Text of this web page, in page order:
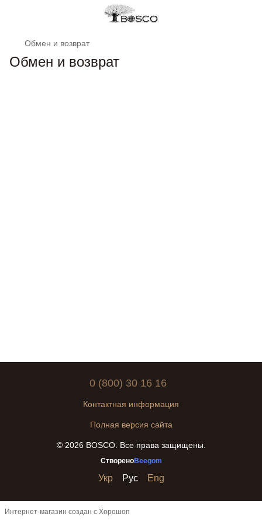
Обмен и возврат
Обмен и возврат
0 (800) 30 16 16
Контактная информация
Полная версия сайта
© 2026 BOSCO. Все права защищены.
СтвореноBeegom
Укр Рус Eng
Интернет-магазин создан с Хорошоп